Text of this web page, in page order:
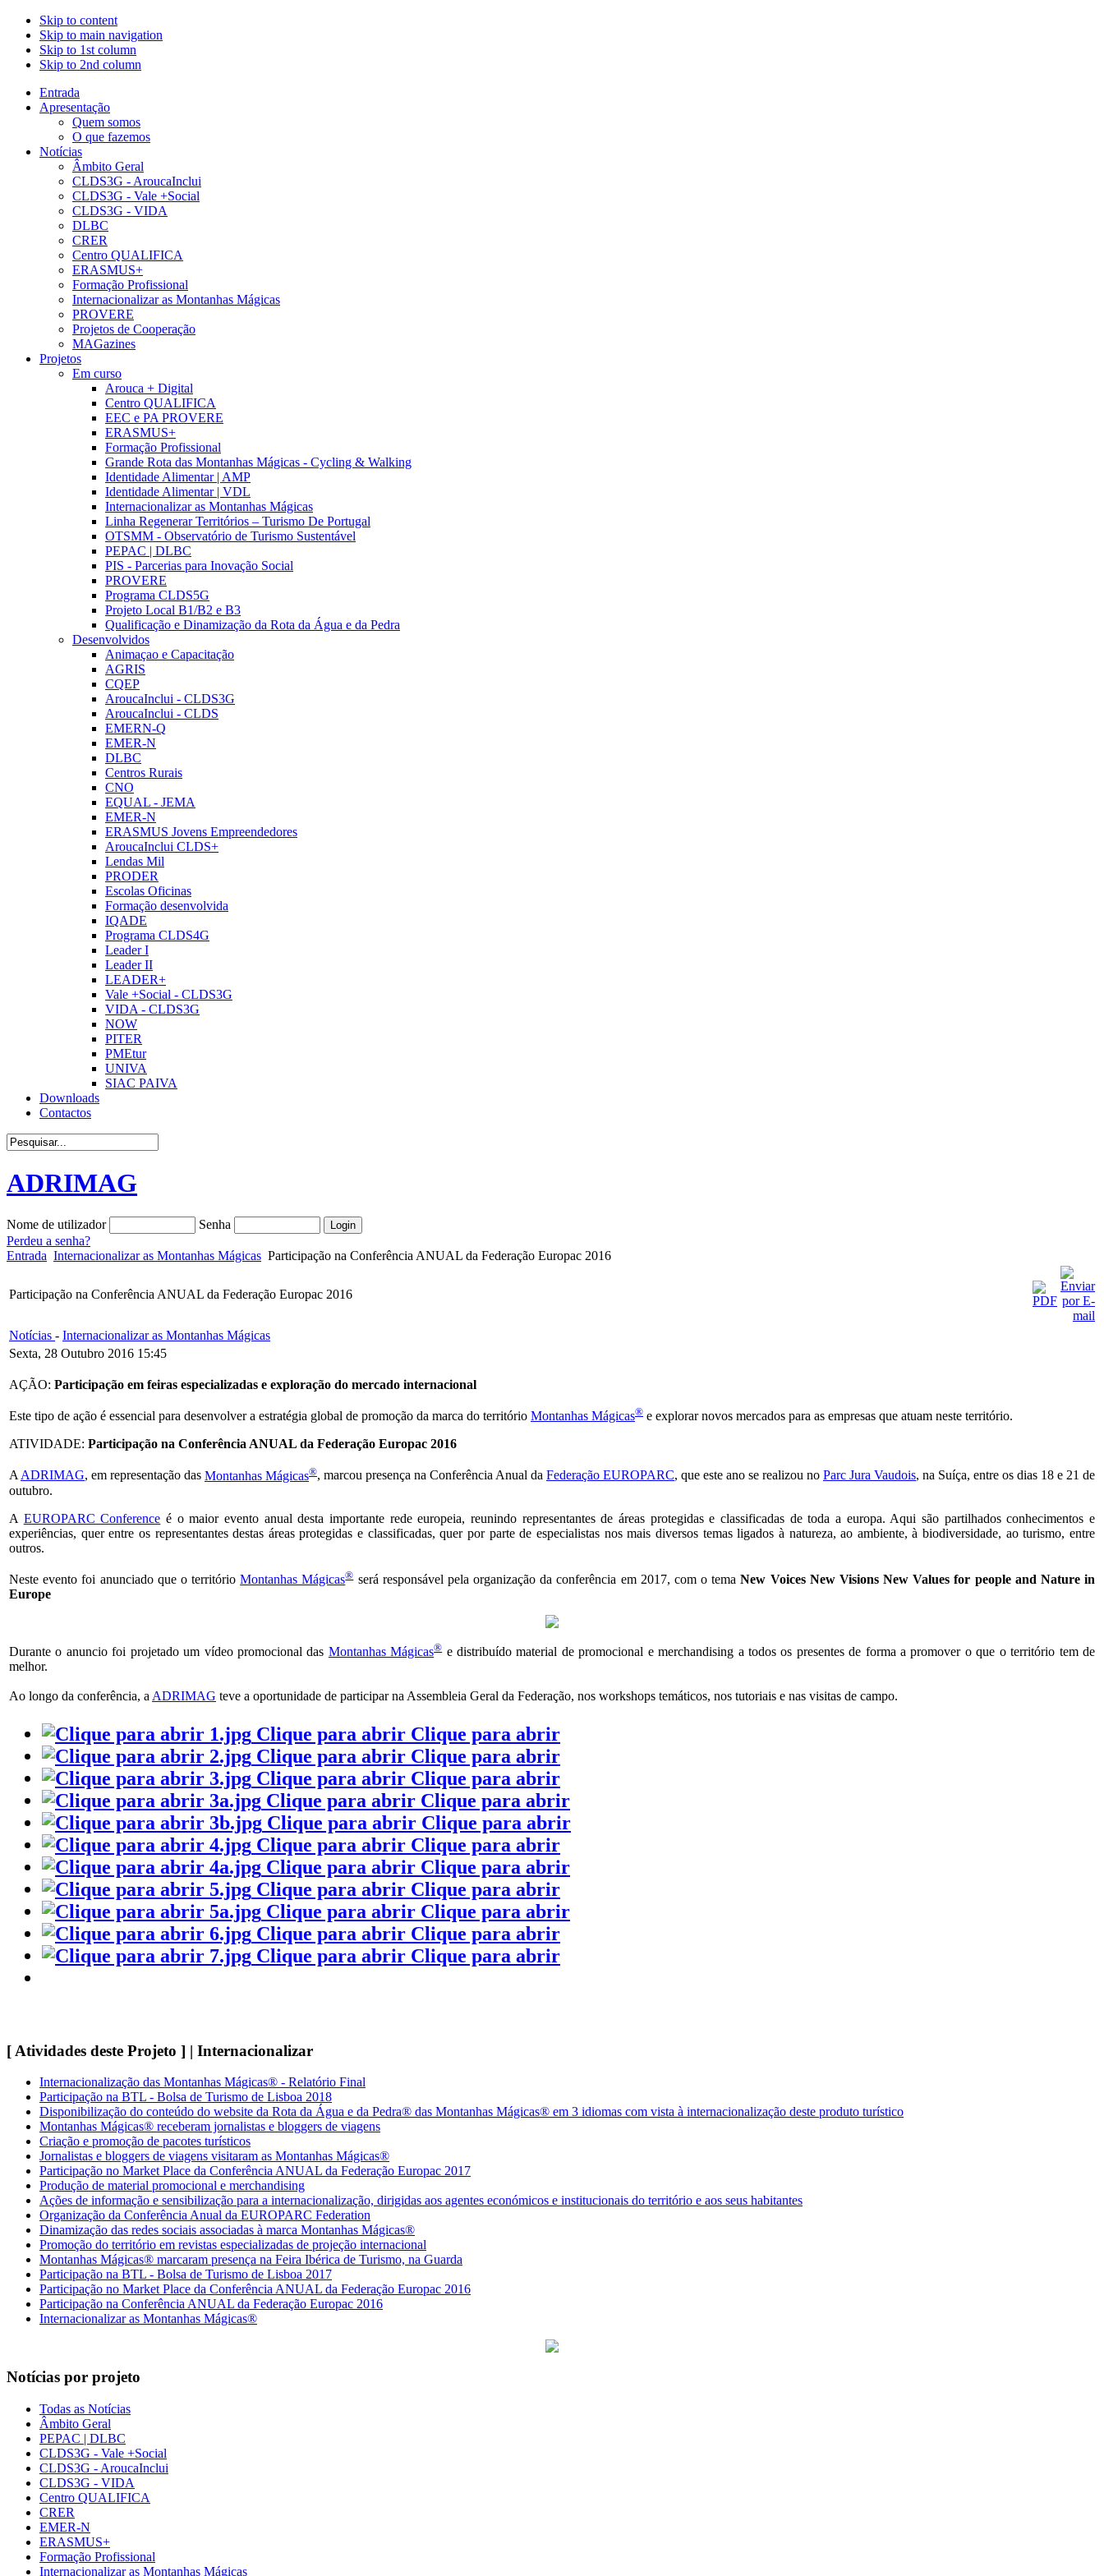
Skip to content
Skip to main navigation
Skip to 1st column
Skip to 2nd column
Entrada
Apresentação
Quem somos
O que fazemos
Notícias
Âmbito Geral
CLDS3G - AroucaInclui
CLDS3G - Vale +Social
CLDS3G - VIDA
DLBC
CRER
Centro QUALIFICA
ERASMUS+
Formação Profissional
Internacionalizar as Montanhas Mágicas
PROVERE
Projetos de Cooperação
MAGazines
Projetos
Em curso
Arouca + Digital
Centro QUALIFICA
EEC e PA PROVERE
ERASMUS+
Formação Profissional
Grande Rota das Montanhas Mágicas - Cycling & Walking
Identidade Alimentar | AMP
Identidade Alimentar | VDL
Internacionalizar as Montanhas Mágicas
Linha Regenerar Territórios – Turismo De Portugal
OTSMM - Observatório de Turismo Sustentável
PEPAC | DLBC
PIS - Parcerias para Inovação Social
PROVERE
Programa CLDS5G
Projeto Local B1/B2 e B3
Qualificação e Dinamização da Rota da Água e da Pedra
Desenvolvidos
Animaçao e Capacitação
AGRIS
CQEP
AroucaInclui - CLDS3G
AroucaInclui - CLDS
EMERN-Q
EMER-N
DLBC
Centros Rurais
CNO
EQUAL - JEMA
EMER-N
ERASMUS Jovens Empreendedores
AroucaInclui CLDS+
Lendas Mil
PRODER
Escolas Oficinas
Formação desenvolvida
IQADE
Programa CLDS4G
Leader I
Leader II
LEADER+
Vale +Social - CLDS3G
VIDA - CLDS3G
NOW
PITER
PMEtur
UNIVA
SIAC PAIVA
Downloads
Contactos
ADRIMAG
Nome de utilizador
Senha
Perdeu a senha?
Entrada Internacionalizar as Montanhas Mágicas Participação na Conferência ANUAL da Federação Europac 2016
Participação na Conferência ANUAL da Federação Europac 2016
Notícias - Internacionalizar as Montanhas Mágicas
Sexta, 28 Outubro 2016 15:45
AÇÃO: Participação em feiras especializadas e exploração do mercado internacional
Este tipo de ação é essencial para desenvolver a estratégia global de promoção da marca do território Montanhas Mágicas® e explorar novos mercados para as empresas que atuam neste território.
ATIVIDADE: Participação na Conferência ANUAL da Federação Europac 2016
AADRIMAG, em representação das Montanhas Mágicas®, marcou presença na Conferência Anual da Federação EUROPARC, que este ano se realizou no Parc Jura Vaudois, na Suíça, entre os dias 18 e 21 de
outubro.
A EUROPARC Conference é o maior evento anual desta importante rede europeia, reunindo representantes de áreas protegidas e classificadas de toda a europa. Aqui são partilhados conhecimentos e
experiências, quer entre os representantes destas áreas protegidas e classificadas, quer por parte de especialistas nos mais diversos temas ligados à natureza, ao ambiente, à biodiversidade, ao turismo, entre
outros.
Neste evento foi anunciado que o territórioMontanhas Mágicas®será responsável pela organização da conferência em 2017, com o temaNew Voices New Visions New Values for people and Nature in
Europe
Durante o anuncio foi projetado um vídeo promocional das Montanhas Mágicas®e distribuído material de promocional e merchandising a todos os presentes de forma a promover o que o território tem de
melhor.
Ao longo da conferência, a ADRIMAG teve a oportunidade de participar na Assembleia Geral da Federação, nos workshops temáticos, nos tutoriais e nas visitas de campo.
Clique para abrir Clique para abrir
Clique para abrir Clique para abrir
Clique para abrir Clique para abrir
Clique para abrir Clique para abrir
Clique para abrir Clique para abrir
Clique para abrir Clique para abrir
Clique para abrir Clique para abrir
Clique para abrir Clique para abrir
Clique para abrir Clique para abrir
Clique para abrir Clique para abrir
Clique para abrir Clique para abrir
[ Atividades deste Projeto ] | Internacionalizar
Internacionalização das Montanhas Mágicas® - Relatório Final
Participação na BTL - Bolsa de Turismo de Lisboa 2018
Disponibilização do conteúdo do website da Rota da Água e da Pedra® das Montanhas Mágicas® em 3 idiomas com vista à internacionalização deste produto turístico
Montanhas Mágicas® receberam jornalistas e bloggers de viagens
Criação e promoção de pacotes turísticos
Jornalistas e bloggers de viagens visitaram as Montanhas Mágicas®
Participação no Market Place da Conferência ANUAL da Federação Europac 2017
Produção de material promocional e merchandising
Ações de informação e sensibilização para a internacionalização, dirigidas aos agentes económicos e institucionais do território e aos seus habitantes
Organização da Conferência Anual da EUROPARC Federation
Dinamização das redes sociais associadas à marca Montanhas Mágicas®
Promoção do território em revistas especializadas de projeção internacional
Montanhas Mágicas® marcaram presença na Feira Ibérica de Turismo, na Guarda
Participação na BTL - Bolsa de Turismo de Lisboa 2017
Participação no Market Place da Conferência ANUAL da Federação Europac 2016
Participação na Conferência ANUAL da Federação Europac 2016
Internacionalizar as Montanhas Mágicas®
Notícias por projeto
Todas as Notícias
Âmbito Geral
PEPAC | DLBC
CLDS3G - Vale +Social
CLDS3G - AroucaInclui
CLDS3G - VIDA
Centro QUALIFICA
CRER
EMER-N
ERASMUS+
Formação Profissional
Internacionalizar as Montanhas Mágicas